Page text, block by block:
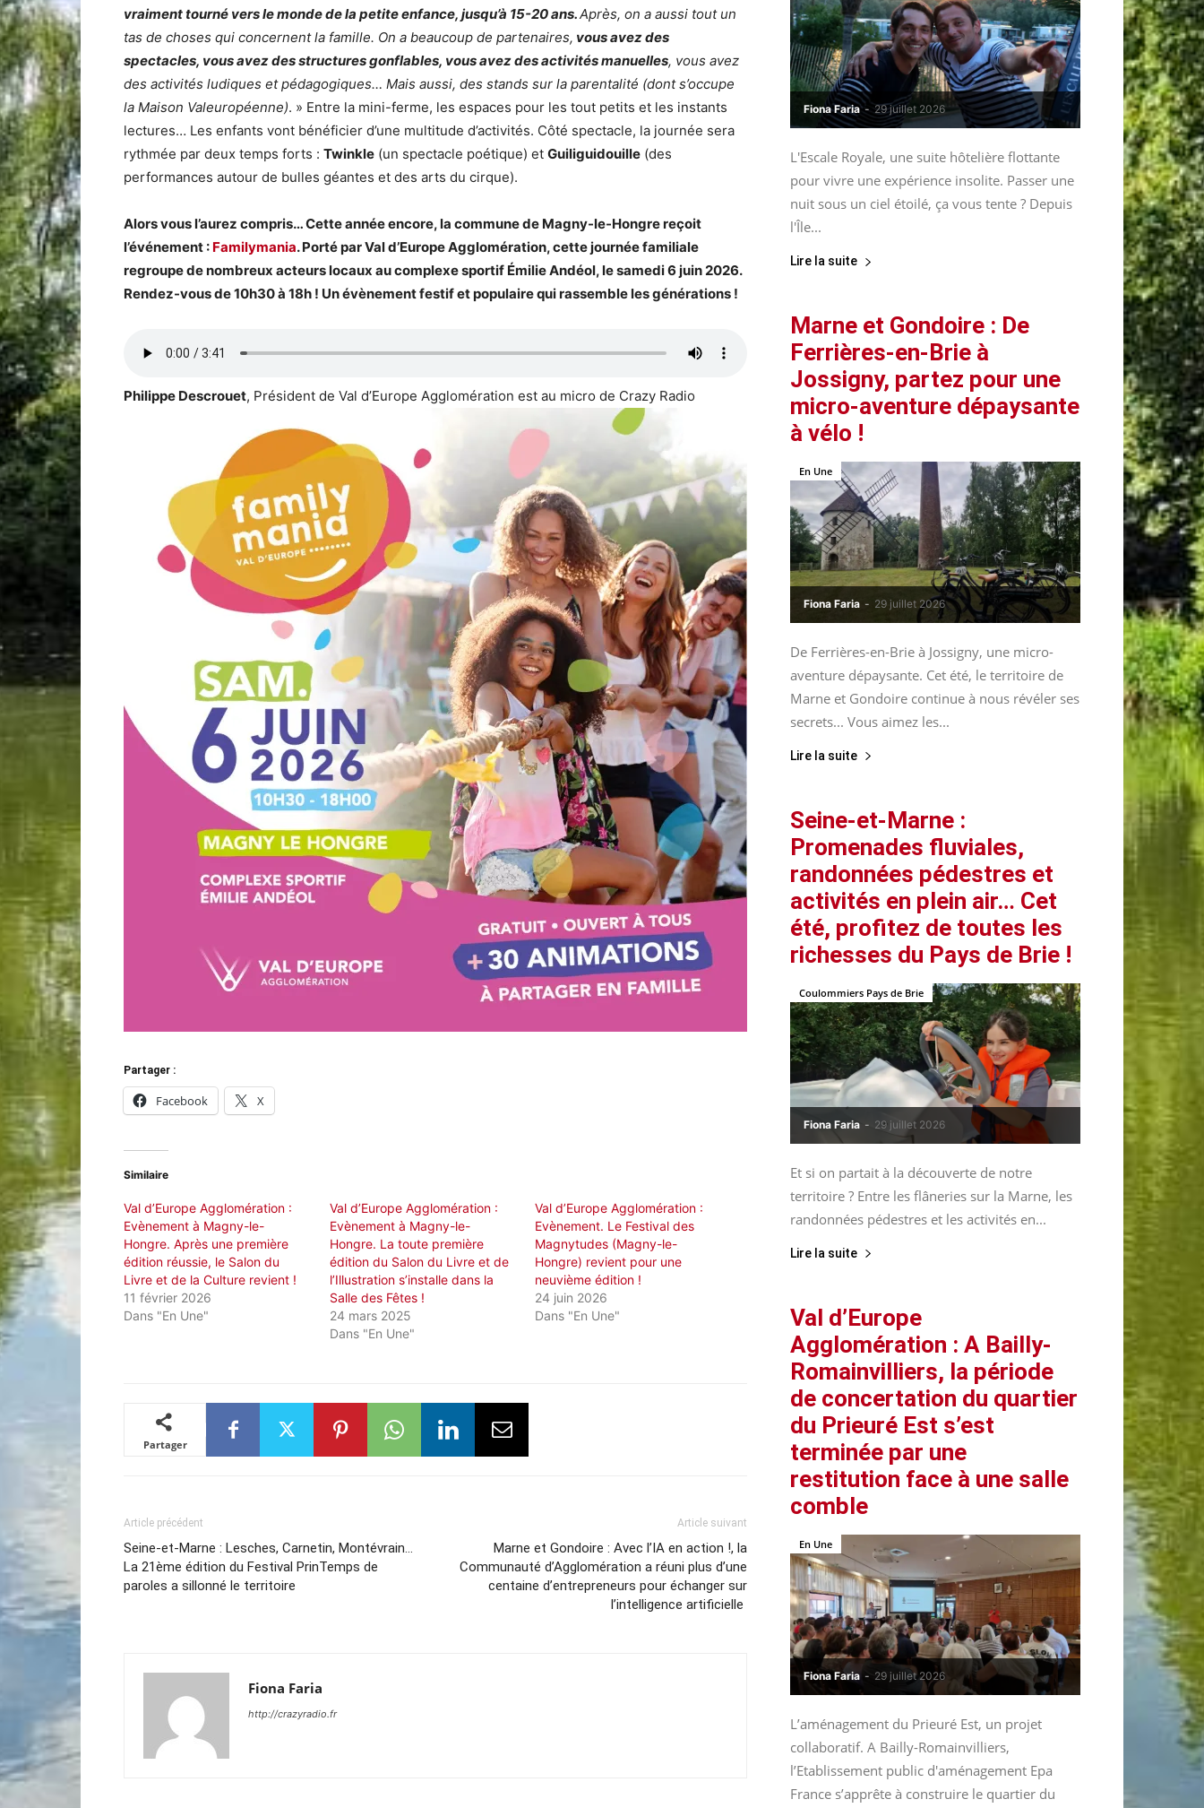
vraiment tourné vers le monde de la petite enfance, jusqu’à 15-20 ans.Après, on a aussi tout un
tas de choses qui concernent la famille. On a beaucoup de partenaires, vous avez des
spectacles, vous avez des structures gonflables, vous avez des activités manuelles, vous avez
des activités ludiques et pédagogiques… Mais aussi, des stands sur la parentalité (dont s’occupe
la Maison Valeuropéenne). » Entre la mini-ferme, les espaces pour les tout petits et les instants
lectures… Les enfants vont bénéficier d’une multitude d’activités. Côté spectacle, la journée sera
rythmée par deux temps forts : Twinkle (un spectacle poétique) et Guiliguidouille (des
performances autour de bulles géantes et des arts du cirque).
Alors vous l’aurez compris… Cette année encore, la commune de Magny-le-Hongre reçoit
l’événement : Familymania. Porté par Val d’Europe Agglomération, cette journée familiale
regroupe de nombreux acteurs locaux au complexe sportif Émilie Andéol, le samedi 6 juin 2026.
Rendez-vous de 10h30 à 18h ! Un évènement festif et populaire qui rassemble les générations !
Philippe Descrouet, Président de Val d’Europe Agglomération est au micro de Crazy Radio
Partager :
Facebook X
Similaire
Val d’Europe Agglomération :
Evènement à Magny-le-
Hongre. Après une première
édition réussie, le Salon du
Livre et de la Culture revient !
11 février 2026
Dans "En Une"
Val d’Europe Agglomération :
Evènement à Magny-le-
Hongre. La toute première
édition du Salon du Livre et de
l’Illustration s’installe dans la
Salle des Fêtes !
24 mars 2025
Dans "En Une"
Val d’Europe Agglomération :
Evènement. Le Festival des
Magnytudes (Magny-le-
Hongre) revient pour une
neuvième édition !
24 juin 2026
Dans "En Une"
Partager
Article précédent
Seine-et-Marne : Lesches, Carnetin, Montévrain…
La 21ème édition du Festival PrinTemps de
paroles a sillonné le territoire
Article suivant
Marne et Gondoire : Avec l’IA en action !, la
Communauté d’Agglomération a réuni plus d’une
centaine d’entrepreneurs pour échanger sur
l’intelligence artificielle
Fiona Faria
http://crazyradio.fr
Fiona Faria - 29 juillet 2026
L'Escale Royale, une suite hôtelière flottante
pour vivre une expérience insolite. Passer une
nuit sous un ciel étoilé, ça vous tente ? Depuis
l'Île...
Lire la suite
Marne et Gondoire : De
Ferrières-en-Brie à
Jossigny, partez pour une
micro-aventure dépaysante
à vélo !
Fiona Faria - 29 juillet 2026
En Une
De Ferrières-en-Brie à Jossigny, une micro-
aventure dépaysante. Cet été, le territoire de
Marne et Gondoire continue à nous révéler ses
secrets... Vous aimez les...
Lire la suite
Seine-et-Marne :
Promenades fluviales,
randonnées pédestres et
activités en plein air… Cet
été, profitez de toutes les
richesses du Pays de Brie !
Fiona Faria - 29 juillet 2026
Coulommiers Pays de Brie
Et si on partait à la découverte de notre
territoire ? Entre les flâneries sur la Marne, les
randonnées pédestres et les activités en...
Lire la suite
Val d’Europe
Agglomération : A Bailly-
Romainvilliers, la période
de concertation du quartier
du Prieuré Est s’est
terminée par une
restitution face à une salle
comble
Fiona Faria - 29 juillet 2026
En Une
L’aménagement du Prieuré Est, un projet
collaboratif. A Bailly-Romainvilliers,
l’Etablissement public d'aménagement Epa
France s’apprête à construire le quartier du